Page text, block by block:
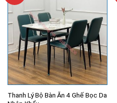
Thanh Lý Bộ Bàn Ăn 4 Ghế Bọc Da